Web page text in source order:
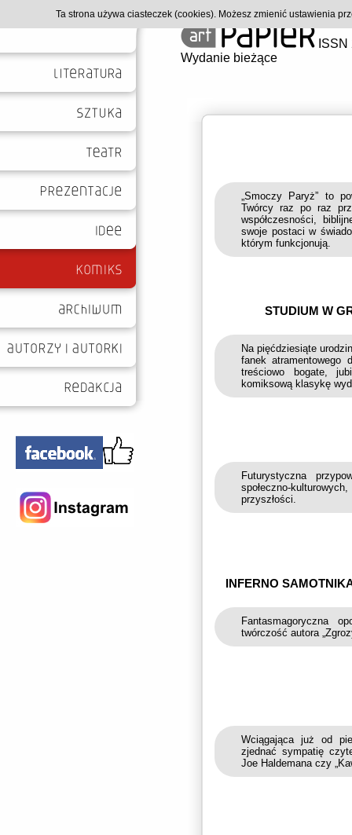
Wydanie bieżące
„Smoczy Paryż” to
Twórcy raz po raz
współczesności,
swoje postaci w
którym funkcjonują.
STUDIUM W
Na pięćdziesiąte
fanek atramentowego
treściowo bogate,
komiksową klasykę
Futurystyczna
społeczno-
przyszłości.
INFERNO
Fantasmagoryczna
twórczość autora
Wciągająca już od
zjednać sympatię
Joe Haldemana czy
Ta strona używa ciasteczek (cookies). Możesz zmienić ustawienia